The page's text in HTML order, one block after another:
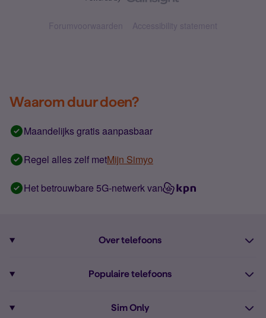
Forumvoorwaarden Accessibility statement
Waarom duur doen?
Maandelijks gratis aanpasbaar
Regel alles zelf metMijn Simyo
Het betrouwbare 5G-netwerk van
Over telefoons
Alle telefoons
Populaire telefoons
Sim Only